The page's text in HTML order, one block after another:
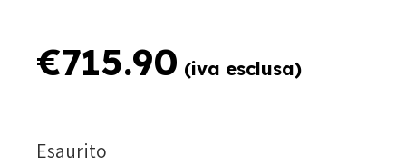
€715.90 (iva esclusa)
Esaurito